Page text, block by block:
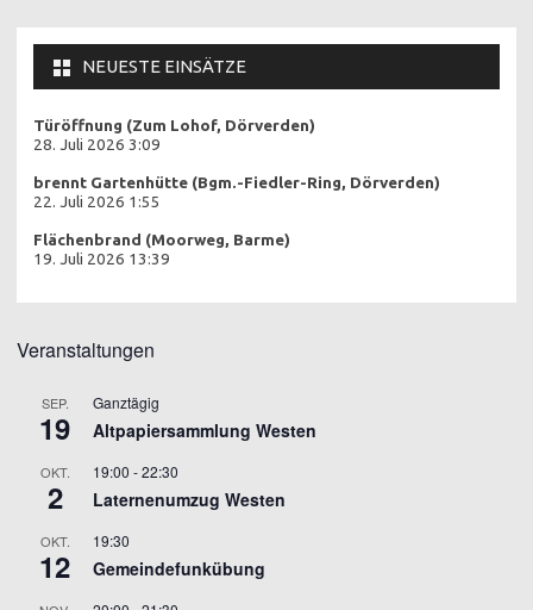
NEUESTE EINSÄTZE
Türöffnung (Zum Lohof, Dörverden)
28. Juli 2026 3:09
brennt Gartenhütte (Bgm.-Fiedler-Ring, Dörverden)
22. Juli 2026 1:55
Flächenbrand (Moorweg, Barme)
19. Juli 2026 13:39
Veranstaltungen
SEP.
19
Ganztägig
Altpapiersammlung Westen
OKT.
2
19:00 -22:30
Laternenumzug Westen
OKT.
12
19:30
Gemeindefunkübung